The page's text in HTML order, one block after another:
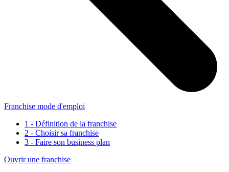
Franchise mode d'emploi
1 - Définition de la franchise
2 - Choisir sa franchise
3 - Faire son business plan
Ouvrir une franchise